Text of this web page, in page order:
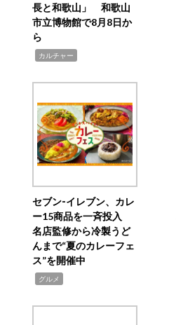
長と和歌山」 和歌山
市立博物館で8月8日か
ら
カルチャー
セブン‐イレブン、カレ
ー15商品を一斉投入
名店監修から冷製うど
んまで“夏のカレーフェ
ス”を開催中
グルメ